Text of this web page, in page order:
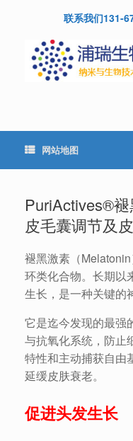
联系我们131-
网站地图
PuriActives®
皮毛囊调节及
褪黑激素（
环类化合物。长期以
生长，是一种关键的
它是迄今发现的最强
与抗氧化系统，防止
特性和主动捕获自由
延缓皮肤衰老。
促进头发生长